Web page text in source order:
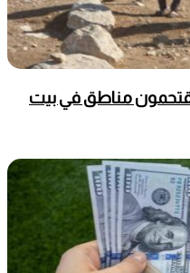
مناطق في بيت